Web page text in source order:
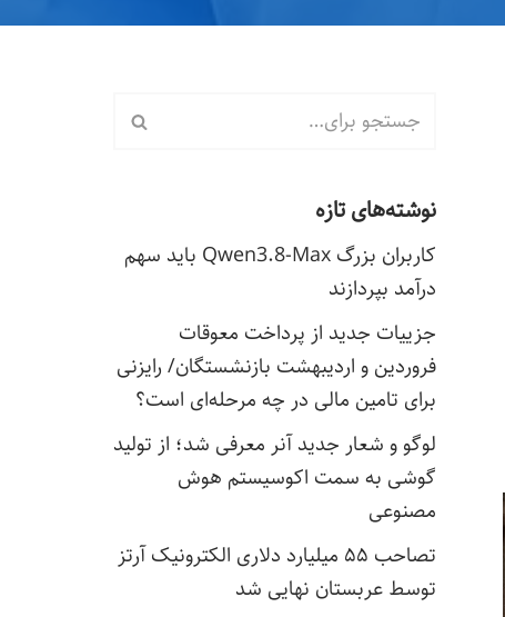
نوشته‌های تازه
کاربران بزرگ Qwen3.8-Max باید سهم
درآمد بپردازند
جزییات جدید از پرداخت معوقات
فروردین و اردیبهشت بازنشستگان/ رایزنی
برای تامین مالی در چه مرحله‌ای است؟
لوگو و شعار جدید آنر معرفی شد؛ از تولید
گوشی به سمت اکوسیستم هوش
مصنوعی
تصاحب ۵۵ میلیارد دلاری الکترونیک آرتز
توسط عربستان نهایی شد